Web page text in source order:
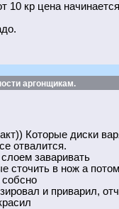
10 кр цена
аргонщикам.
Которые диски
отвалится.
заваривать
сточить в нож а
собсно
и приварил,